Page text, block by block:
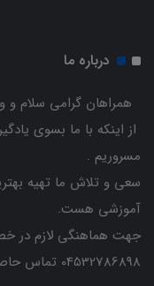
درباره ما
همراهان گرامی سلام و
از اینکه با ما بسوی
مسروریم .
سعی و تلاش ما تهیه
آموزشی هست.
جهت هماهنگی لازم در
04532786898 تماس حاصل بفرمایید.